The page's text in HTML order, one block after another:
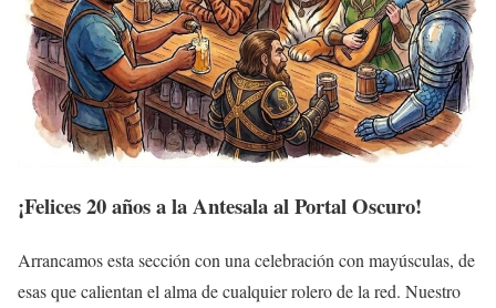
¡Felices 20 años a la Antesala al Portal Oscuro!
Arrancamos esta sección con una celebración con mayúsculas, de
esas que calientan el alma de cualquier rolero de la red. Nuestro